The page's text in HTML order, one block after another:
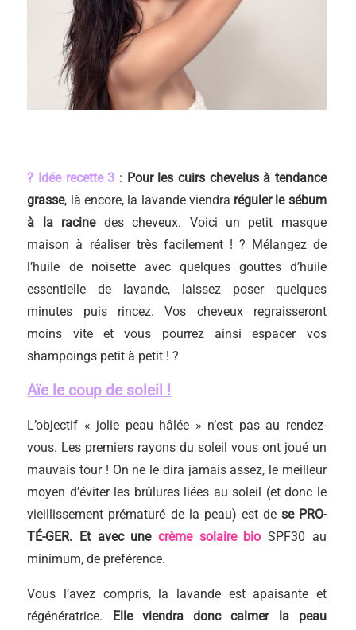
? Idée recette 3 : Pour les cuirs chevelus à tendance
grasse, là encore, la lavande viendra réguler le sébum
à la racinedes cheveux. Voici un petit masque
maison à réaliser très facilement ! ? Mélangez de
l’huile de noisette avec quelques gouttes d’huile
essentielle de lavande, laissez poser quelques
minutes puis rincez. Vos cheveux regraisseront
moins vite et vous pourrez ainsi espacer vos
shampoings petit à petit ! ?
Aïe le coup de soleil !
L’objectif « jolie peau hâlée » n’est pas au rendez-
vous. Les premiers rayons du soleil vous ont joué un
mauvais tour ! On ne le dira jamais assez, le meilleur
moyen d’éviter les brûlures liées au soleil (et donc le
vieillissement prématuré de la peau) est de se PRO-
TÉ-GER. Et avec unecrème solaire bio SPF30 au
minimum, de préférence.
Vous l’avez compris, la lavande est apaisante et
régénératrice. Elle viendra donc calmer la peau